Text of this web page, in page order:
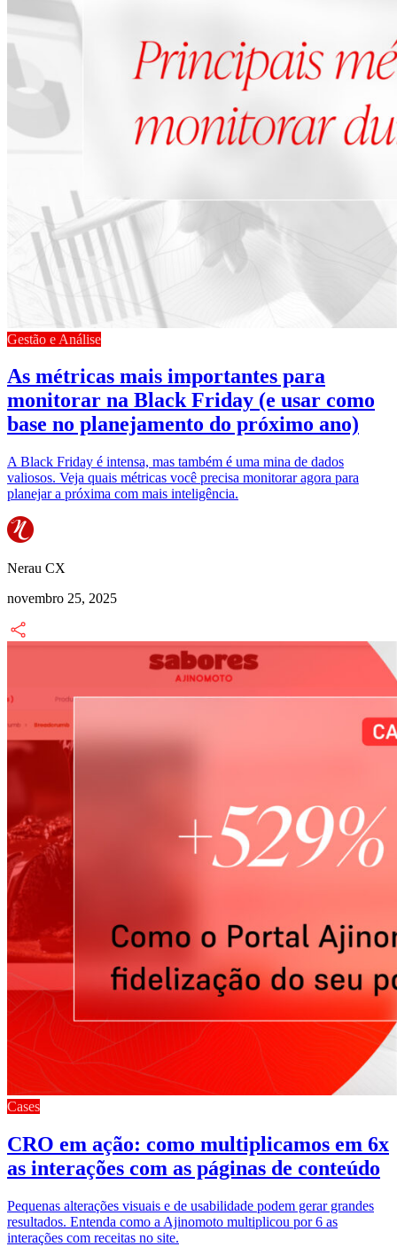
Gestão e Análise
As métricas mais importantes para
monitorar na Black Friday (e usar como
base no planejamento do próximo ano)
A Black Friday é intensa, mas também é uma mina de dados
valiosos. Veja quais métricas você precisa monitorar agora para
planejar a próxima com mais inteligência.
Nerau CX
novembro 25, 2025
Cases
CRO em ação: como multiplicamos em 6x
as interações com as páginas de conteúdo
Pequenas alterações visuais e de usabilidade podem gerar grandes
resultados. Entenda como a Ajinomoto multiplicou por 6 as
interações com receitas no site.